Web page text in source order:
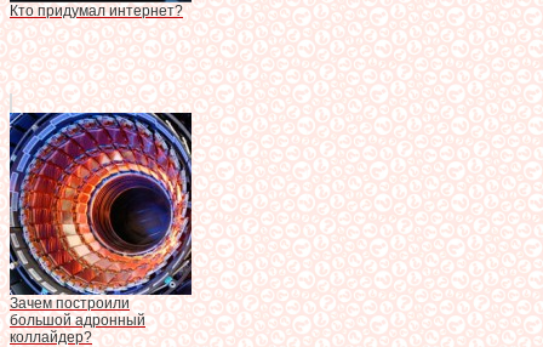
Кто придумал интернет?
Зачем построили
большой адронный
коллайдер?